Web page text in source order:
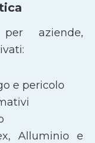
per aziende,
e pericolo
Alluminio e